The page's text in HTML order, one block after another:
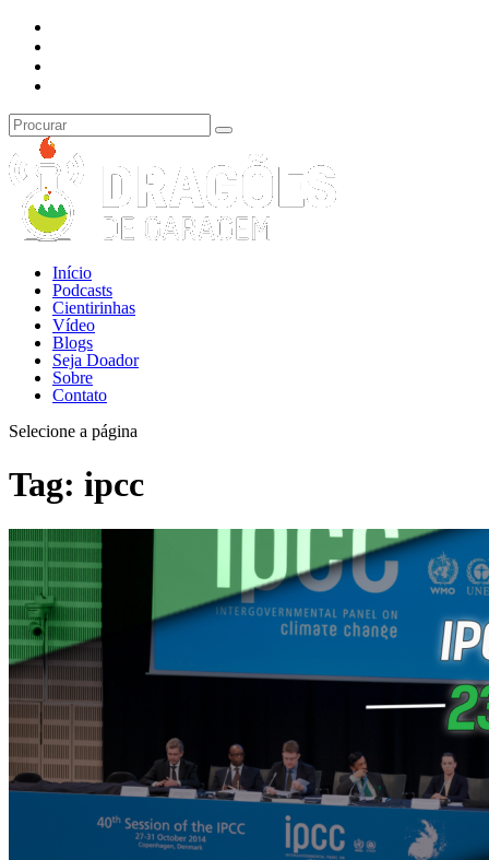
Início
Podcasts
Cientirinhas
Vídeo
Blogs
Seja Doador
Sobre
Contato
Selecione a página
Tag: ipcc